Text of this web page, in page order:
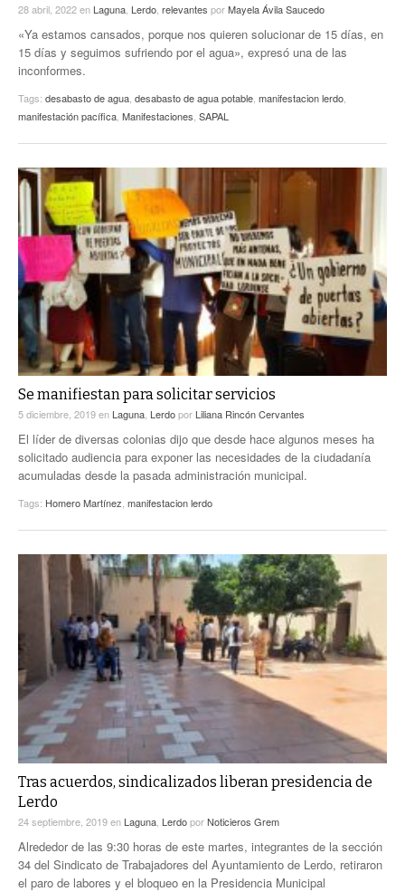
28 abril, 2022en Laguna Lerdo relevantes porMayela Ávila Saucedo
«Ya estamos cansados, porque nos quieren solucionar de 15 días, en
15 días y seguimos sufriendo por el agua», expresó una de las
inconformes.
Tags: desabasto de agua desabasto de agua potable manifestacion lerdo
manifestación pacífica Manifestaciones SAPAL
Se manifiestan para solicitar servicios
5 diciembre, 2019en Laguna, Lerdopor Liliana Rincón Cervantes
El líder de diversas colonias dijo que desde hace algunos meses ha
solicitado audiencia para exponer las necesidades de la ciudadanía
acumuladas desde la pasada administración municipal.
Tags: Homero Martínez, manifestacion lerdo
Tras acuerdos, sindicalizados liberan presidencia de
Lerdo
24 septiembre, 2019en Laguna LerdoporNoticieros Grem
Alrededor de las 9:30 horas de este martes, integrantes de la sección
34 del Sindicato de Trabajadores del Ayuntamiento de Lerdo, retiraron
el paro de labores y el bloqueo en la Presidencia Municipal